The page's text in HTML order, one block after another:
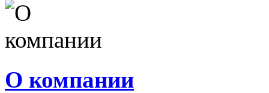
О компании